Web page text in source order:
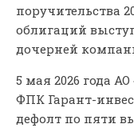
поручительства
облигаций
дочерней
5 мая 2026 года
ФПК Гарант-
дефолт по пяти